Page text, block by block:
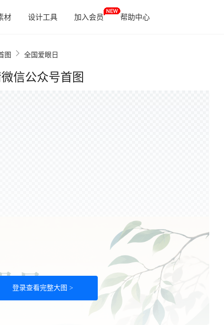
材 设计工具 加入会员 帮助中心
图 全国爱眼日
信公众号首图
登录查看完整大图 >